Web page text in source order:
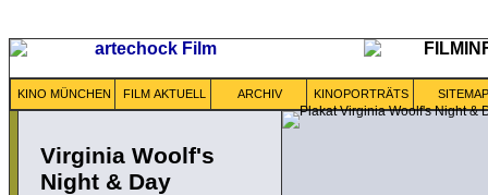
KINO MÜNCHEN FILM AKTUELL ARCHIV KINOPORTRÄTS SITEMAP
Virginia Woolf's
Night & Day